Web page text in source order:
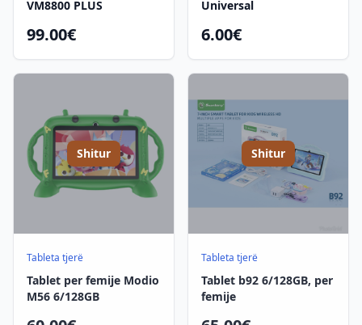
VM8800 PLUS
99.00€
Universal
6.00€
Shitur
Tableta tjerë
Tablet per femije Modio
M56 6/128GB
Shitur
Tableta tjerë
Tablet b92 6/128GB, per
femije